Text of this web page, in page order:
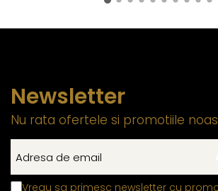
Newsletter
Nu rata ofertele si promotiile
Vreau sa primesc newsletter cu